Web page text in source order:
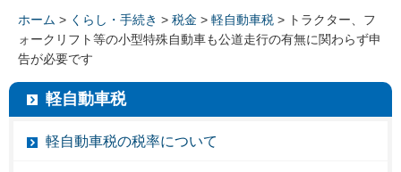
ホーム > くらし・手続き > 税金 > 軽自動車税 > トラクター、フ
ォークリフト等の小型特殊自動車も公道走行の有無に関わらず申
告が必要です
軽自動車税
軽自動車税の税率について